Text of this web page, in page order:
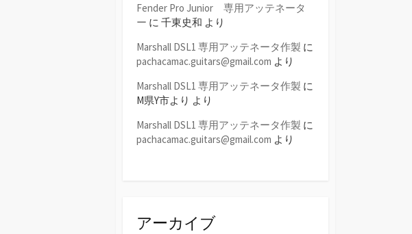
Fender Pro Junior 専用アッテネータ
ー に 千東史和 より
Marshall DSL1 専用アッテネータ作製 に
pachacamac.guitars@gmail.com より
Marshall DSL1 専用アッテネータ作製 に
M県Y市より より
Marshall DSL1 専用アッテネータ作製 に
pachacamac.guitars@gmail.com より
アーカイブ